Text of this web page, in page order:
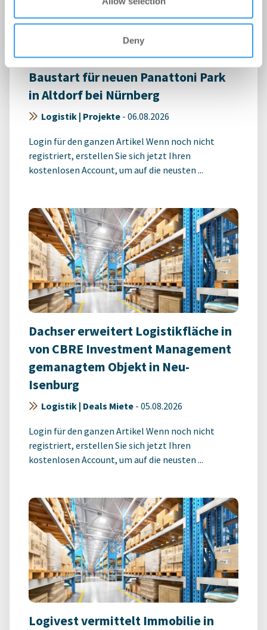
Deny
Baustart für neuen Panattoni Park
in Altdorf bei Nürnberg
Logistik | Projekte - 06.08.2026
Login für den ganzen Artikel Wenn noch nicht
registriert, erstellen Sie sich jetzt Ihren
kostenlosen Account, um auf die neusten ...
Dachser erweitert Logistikfläche in
von CBRE Investment Management
gemanagtem Objekt in Neu-
Isenburg
Logistik | Deals Miete - 05.08.2026
Login für den ganzen Artikel Wenn noch nicht
registriert, erstellen Sie sich jetzt Ihren
kostenlosen Account, um auf die neusten ...
Logivest vermittelt Immobilie in